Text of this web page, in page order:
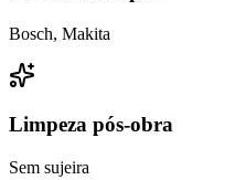
Bosch, Makita
Limpeza pós-obra
Sem sujeira